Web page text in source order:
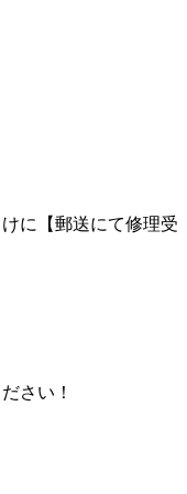
に
【郵送にて修理受
さい！